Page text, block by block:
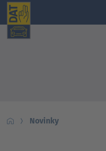
Novinky